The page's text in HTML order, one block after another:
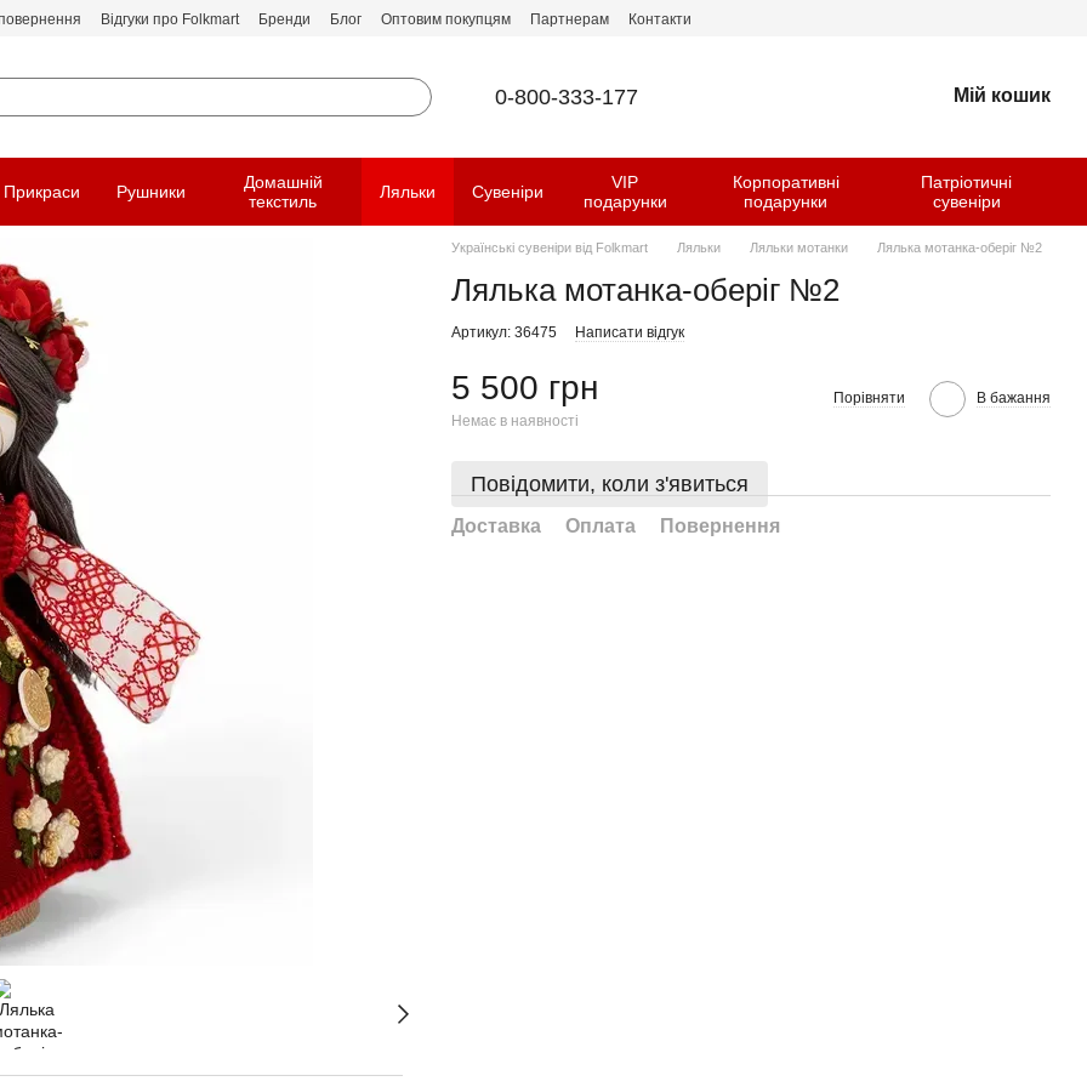
Відгуки про Folkmart Бренди Блог Оптовим покупцям Партнерам Контакти
0-800-333-177 Мій кошик
Прикраси Рушники
Домашній
текстиль
Ляльки Сувеніри
VIP
подарунки
Корпоративні
подарунки
Патріотичні
сувеніри
Українські сувеніри від Folkmart Ляльки Ляльки мотанки Лялька мотанка-оберіг №2
Лялька мотанка-оберіг №2
Артикул: 36475 Написати відгук
5 500 грн
Немає в наявності
Порівняти В бажання
Повідомити, коли з'явиться
Доставка Оплата Повернення